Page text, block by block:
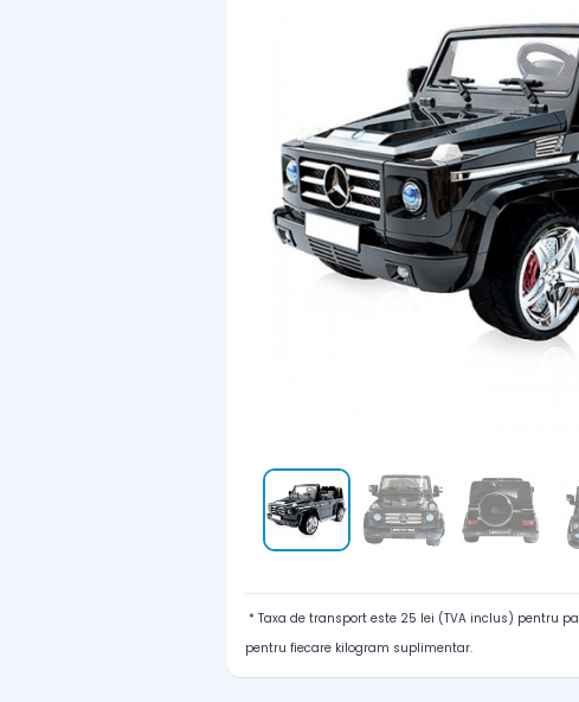
* Taxa de transport este 25 lei (TVA inclus) pentru
pentru fiecare kilogram suplimentar.